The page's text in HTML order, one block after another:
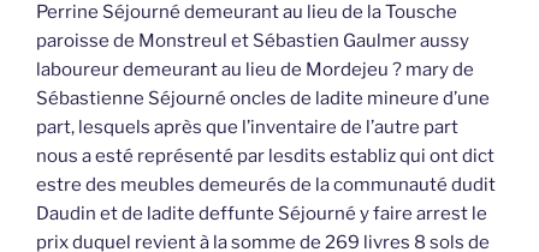
Perrine Séjourné demeurant au lieu de la Tousche
paroisse de Monstreul et Sébastien Gaulmer aussy
laboureur demeurant au lieu de Mordejeu ? mary de
Sébastienne Séjourné oncles de ladite mineure d’une
part, lesquels après que l’inventaire de l’autre part
nous a esté représenté par lesdits establiz qui ont dict
estre des meubles demeurés de la communauté dudit
Daudin et de ladite deffunte Séjourné y faire arrest le
prix duquel revient à la somme de 269 livres 8 sols de